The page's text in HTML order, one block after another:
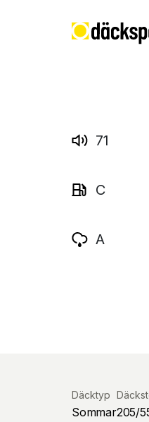
71
C
A
Däcktyp
Sommar205/